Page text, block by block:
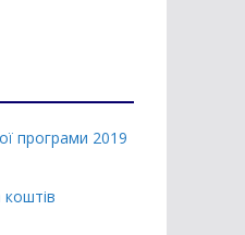
програми 2019